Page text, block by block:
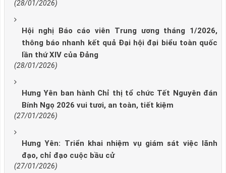
(28/01/2026)
Hội nghị Báo cáo viên Trung ương tháng 1/2026,
thông báo nhanh kết quả Đại hội đại biểu toàn quốc
lần thứ XIV của Đảng
(28/01/2026)
Hưng Yên ban hành Chỉ thị tổ chức Tết Nguyên đán
Bính Ngọ 2026 vui tươi, an toàn, tiết kiệm
(27/01/2026)
Hưng Yên: Triển khai nhiệm vụ giám sát việc lãnh
đạo, chỉ đạo cuộc bầu cử
(27/01/2026)